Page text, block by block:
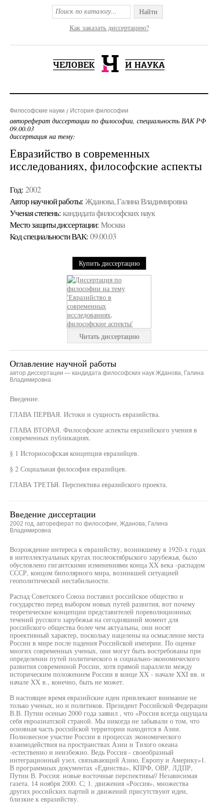
Найти
Как заказать диссертацию?
Философские науки История философии
автореферат диссертации по философии, специальность ВАК РФ
09.00.03
диссертация на тему:
Евразийство в современных
исследованиях, философские аспекты
Год: 2002
Автор научной работы: Жданова, Галина Владимировна
Ученая cтепень: кандидата философских наук
Место защиты диссертации: Москва
Код cпециальности ВАК: 09.00.03
Купить диссертацию
Читать диссертацию
Оглавление научной работы
автор диссертации — кандидата философских наук Жданова, Галина
Владимировна
Введение.
ГЛАВА ПЕРВАЯ. Истоки и сущность евразийства.
ГЛАВА ВТОРАЯ. Философские аспекты евразийского учения в
современных публикациях.
§ 1 Историософская концепция евразийцев.
§ 2 Социальная философия евразийцев.
ГЛАВА ТРЕТЬЯ. Перспектива евразийского проекта.
Введение диссертации
2002 год, автореферат по философии, Жданова, Галина
Владимировна
Возрождение интереса к евразийству, возникшему в 1920-х годах
в интеллектуальных кругах послеоктябрьского зарубежья, было
обусловлено гигантскими изменениями конца XX века -распадом
СССР, концом биполярного мира, возникшей ситуацией
геополитической нестабильности.
Распад Советского Союза поставил российское общество и
государство перед выбором новых путей развития, вот почему
теоретические концепции представителей пореволюционных
течений русского зарубежья на сегодняшний момент для
российского общества более чем актуальны, они носят
проективный характер, поскольку нацелены на осмысление места
России в мире после падения Российской империи. По оценке
многих современных ученых, они могут быть востребованы при
определении путей политического и социально-экономического
развития современной России, хотя прямой параллели между
историческим положением России в конце XX - начале XXI вв. и
начале XX в., конечно, быть не может.
В настоящее время евразийские идеи привлекают внимание не
только ученых, но и политиков. Президент Российской Федерации
В.В. Путин осенью 2000 года заявил , что «Россия всегда ощущала
себя евроазиатской страной. Мы никогда не забывали о том, что
основная часть российской территории находится в Азии.
Полновесное участие России в процессах экономического
взаимодействия на пространствах Азии и Тихого океана
-естественно и неизбежно. Ведь Россия - своеобразный
интеграционный узел, связывающий Азию, Европу и Америку»1.
В программных документах «Единства», КПРФ, ОВР, ЛДПР,
Путин В. Россия: новые восточные перспективы// Независимая
газета. 14 ноября 2000. С; 1. движения «Россия», множества
других российских партий и движений присутствуют идеи,
близкие к евразийству.